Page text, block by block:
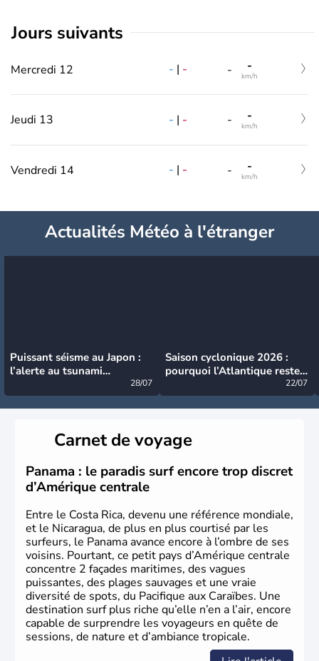
jours suivants
Mercredi 12 - | - - -
km/h
Jeudi 13 - | - - -
km/h
Vendredi 14 - | - - -
km/h
Actualités Météo à l'étranger
Puissant séisme au Japon :
l’alerte au tsunami
28/07
Saison cyclonique 2026 :
pourquoi l’Atlantique reste
22/07
Carnet de voyage
Panama : le paradis surf encore trop discret
d’Amérique centrale
Entre le Costa Rica, devenu une référence mondiale,
et le Nicaragua, de plus en plus courtisé par les
surfeurs, le Panama avance encore à l’ombre de ses
voisins. Pourtant, ce petit pays d’Amérique centrale
concentre 2 façades maritimes, des vagues
puissantes, des plages sauvages et une vraie
diversité de spots, du Pacifique aux Caraïbes. Une
destination surf plus riche qu’elle n’en a l’air, encore
capable de surprendre les voyageurs en quête de
sessions, de nature et d’ambiance tropicale.